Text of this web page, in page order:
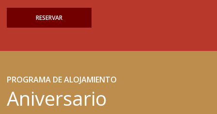
RESERVAR
PROGRAMA DE ALOJAMIENTO
Aniversario